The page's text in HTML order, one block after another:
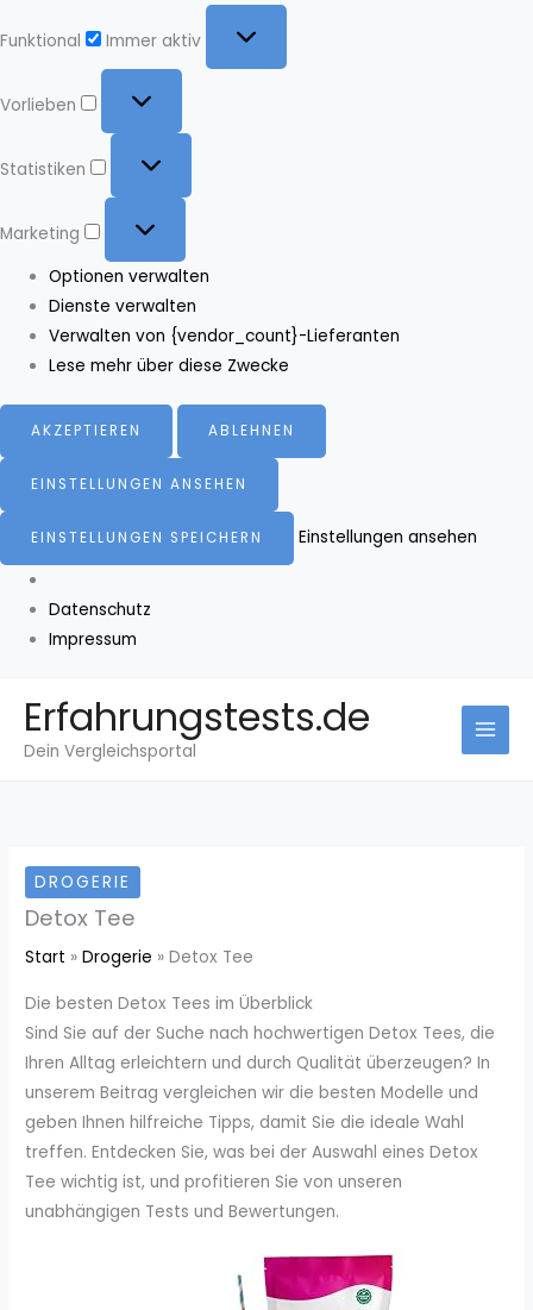
Funktional
Immer aktiv
Vorlieben
Statistiken
Marketing
Optionen verwalten
Dienste verwalten
Verwalten von {vendor_count}-Lieferanten
Lese mehr über diese Zwecke
AKZEPTIEREN ABLEHNEN
EINSTELLUNGEN ANSEHEN
EINSTELLUNGEN SPEICHERN Einstellungen ansehen
Datenschutz
Impressum
Inhalt
springen
Erfahrungstests.de
Dein Vergleichsportal
DROGERIE
Detox Tee
Start Drogerie Detox Tee
Die besten Detox Tees im Überblick
Sind Sie auf der Suche nach hochwertigen Detox Tees, die
Ihren Alltag erleichtern und durch Qualität überzeugen? In
unserem Beitrag vergleichen wir die besten Modelle und
geben Ihnen hilfreiche Tipps, damit Sie die ideale Wahl
treffen. Entdecken Sie, was bei der Auswahl eines Detox
Tee wichtig ist, und profitieren Sie von unseren
unabhängigen Tests und Bewertungen.